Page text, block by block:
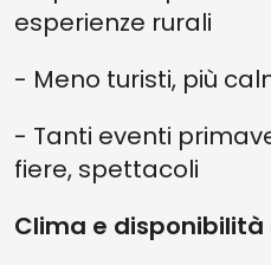
esperienze rurali
- Meno turisti, più
- Tanti eventi
fiere, spettacoli
Clima e